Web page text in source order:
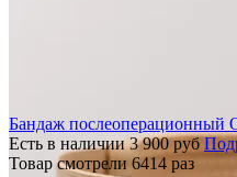
Бандаж послеоперационный
Есть в наличии 3 900руб
Товар смотрели 6414 раз